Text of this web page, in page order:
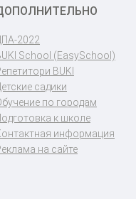
2022
School (EasySchool)
BUKI
садики
по городам
к школе
информация
на сайте